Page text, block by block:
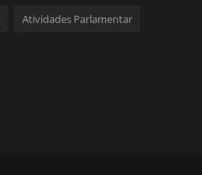
Atividades Parlamentar